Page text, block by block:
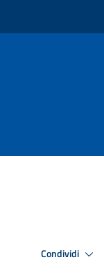
Condividi